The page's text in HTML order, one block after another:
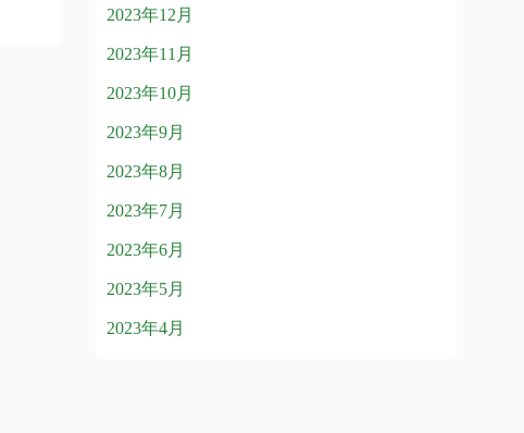
2023年12月
2023年11月
2023年10月
2023年9月
2023年8月
2023年7月
2023年6月
2023年5月
2023年4月